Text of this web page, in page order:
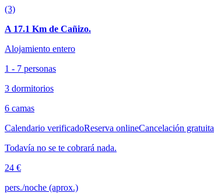
(3)
A 17.1 Km de Cañizo.
Alojamiento entero
1 - 7 personas
3 dormitorios
6 camas
Calendario verificadoReserva onlineCancelación gratuita
Todavía no se te cobrará nada.
24 €
pers./noche (aprox.)